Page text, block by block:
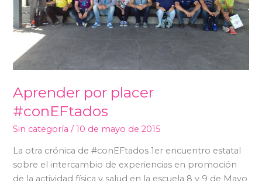
Aprender por placer
#conEFtados
Sin categoría /10 de mayo de 2015
La otra crónica de #conEFtados 1er encuentro estatal
sobre el intercambio de experiencias en promoción